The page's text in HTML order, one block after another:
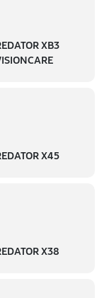
XB3
X45
X38